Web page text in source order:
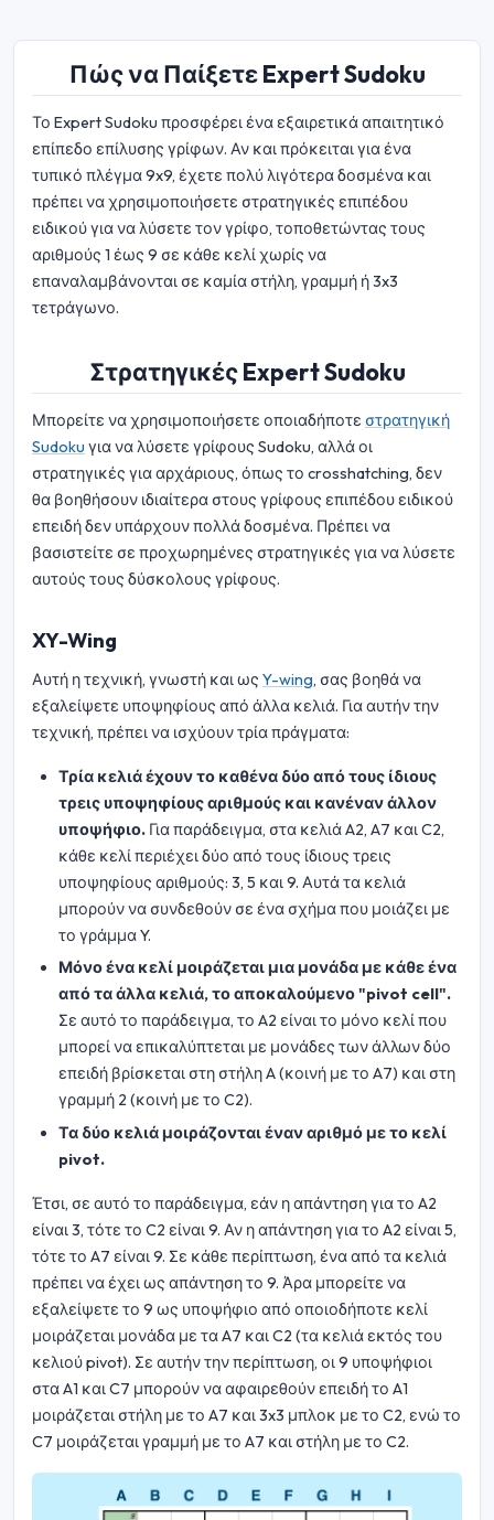
Πώς να Παίξετε Expert Sudoku
Το Expert Sudoku προσφέρει ένα εξαιρετικά απαιτητικό
επίπεδο επίλυσης γρίφων. Αν και πρόκειται για ένα
τυπικό πλέγμα 9x9, έχετε πολύ λιγότερα δοσμένα και
πρέπει να χρησιμοποιήσετε στρατηγικές επιπέδου
ειδικού για να λύσετε τον γρίφο, τοποθετώντας τους
αριθμούς 1 έως 9 σε κάθε κελί χωρίς να
επαναλαμβάνονται σε καμία στήλη, γραμμή ή 3x3
τετράγωνο.
Στρατηγικές Expert Sudoku
Μπορείτε να χρησιμοποιήσετε οποιαδήποτε στρατηγική
Sudoku για να λύσετε γρίφους Sudoku, αλλά οι
στρατηγικές για αρχάριους, όπως το crosshatching, δεν
θα βοηθήσουν ιδιαίτερα στους γρίφους επιπέδου ειδικού
επειδή δεν υπάρχουν πολλά δοσμένα. Πρέπει να
βασιστείτε σε προχωρημένες στρατηγικές για να λύσετε
αυτούς τους δύσκολους γρίφους.
XY-Wing
Αυτή η τεχνική, γνωστή και ως Y-wing, σας βοηθά να
εξαλείψετε υποψηφίους από άλλα κελιά. Για αυτήν την
τεχνική, πρέπει να ισχύουν τρία πράγματα:
Τρία κελιά έχουν το καθένα δύο από τους ίδιους
τρεις υποψηφίους αριθμούς και κανέναν άλλον
υποψήφιο. Για παράδειγμα, στα κελιά A2, A7 και C2,
κάθε κελί περιέχει δύο από τους ίδιους τρεις
υποψηφίους αριθμούς: 3, 5 και 9. Αυτά τα κελιά
μπορούν να συνδεθούν σε ένα σχήμα που μοιάζει με
το γράμμα Y.
Μόνο ένα κελί μοιράζεται μια μονάδα με κάθε ένα
από τα άλλα κελιά, το αποκαλούμενο "pivot cell".
Σε αυτό το παράδειγμα, το A2 είναι το μόνο κελί που
μπορεί να επικαλύπτεται με μονάδες των άλλων δύο
επειδή βρίσκεται στη στήλη A (κοινή με το A7) και στη
γραμμή 2 (κοινή με το C2).
Τα δύο κελιά μοιράζονται έναν αριθμό με το κελί
pivot.
Έτσι, σε αυτό το παράδειγμα, εάν η απάντηση για το A2
είναι 3, τότε το C2 είναι 9. Αν η απάντηση για το A2 είναι 5,
τότε το A7 είναι 9. Σε κάθε περίπτωση, ένα από τα κελιά
πρέπει να έχει ως απάντηση το 9. Άρα μπορείτε να
εξαλείψετε το 9 ως υποψήφιο από οποιοδήποτε κελί
μοιράζεται μονάδα με τα A7 και C2 (τα κελιά εκτός του
κελιού pivot). Σε αυτήν την περίπτωση, οι 9 υποψήφιοι
στα A1 και C7 μπορούν να αφαιρεθούν επειδή το A1
μοιράζεται στήλη με το A7 και 3x3 μπλοκ με το C2, ενώ το
C7 μοιράζεται γραμμή με το A7 και στήλη με το C2.